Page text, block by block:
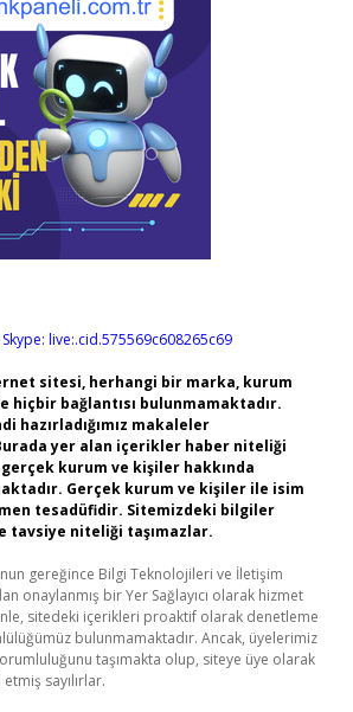
Skype: live:.cid.575569c608265c69
sitesi, herhangi bir marka, kurum
hiçbir bağlantısı bulunmamaktadır.
hazırladığımız makaleler
yer alan içerikler haber niteliği
kurum ve kişiler hakkında
Gerçek kurum ve kişiler ile isim
tesadüfidir. Sitemizdeki bilgiler
tavsiye niteliği taşımazlar.
gereğince Bilgi Teknolojileri ve İletişim
onaylanmış bir Yer Sağlayıcı olarak hizmet
sitedeki içerikleri proaktif olarak denetleme
bulunmamaktadır. Ancak, üyelerimiz
taşımakta olup, siteye üye olarak
sayılırlar.